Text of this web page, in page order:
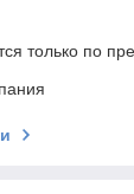
только по